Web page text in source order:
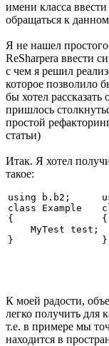
имени класса
обращаться к
Я не нашел
ReSharperа ввести
с чем я решил
которое позволило
бы хотел
пришлось
простой
статьи)
Итак. Я хотел
такое:
using b.b2;
class Example
{
    MyTest test;
}
{
}
К моей радости,
легко получить для
т.е. в примере мы
находится в